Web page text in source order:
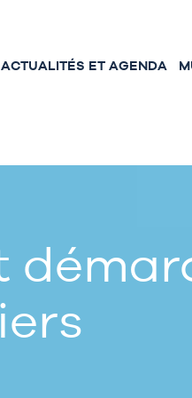
ACTUALITÉS ET AGENDA